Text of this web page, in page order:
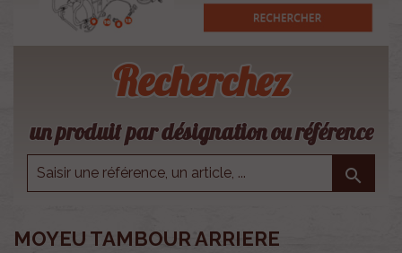
Recherchez
un produit par désignation ou référence

MOYEU TAMBOUR ARRIERE